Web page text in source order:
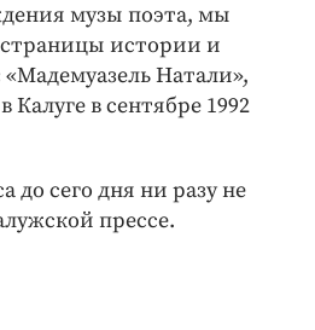
музы поэта, мы
истории и
Натали»,
в сентябре 1992
до сего дня ни разу не
прессе.